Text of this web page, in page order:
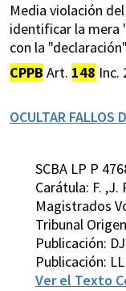
Media violación
identificar la mera
con la
CPPB Art. 148 Inc.
OCULTAR FALLOS
SCBA LP P
Carátula: F. ,J.
Magistrados
Tribunal
Publicación:
Publicación:
Ver el Texto